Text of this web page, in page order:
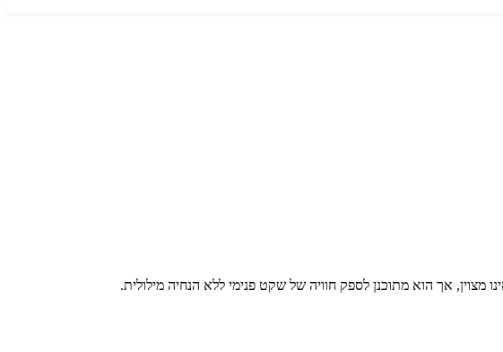
אך הוא מתוכנן לספק חוויה של שקט פנימי ללא הנחיה מילולית.